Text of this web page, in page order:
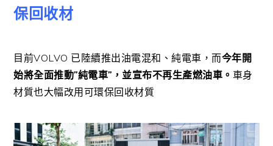
保回收材
目前VOLVO 已陸續推出油電混和、純電車，而今年開
始將全面推動”純電車”，並宣布不再生產燃油車。 車身
材質也大幅改用可環保回收材質